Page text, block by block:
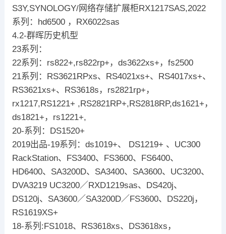
S3Y,SYNOLOGY/网络存储扩展柜RX1217SAS,2022
系列：hd6500 ，RX6022sas
4.2-群晖历史机型
23系列：
22系列：rs822+,rs822rp+，ds3622xs+，fs2500
21系列：RS3621RPxs、RS4021xs+、RS4017xs+、
RS3621xs+、RS3618s，rs2821rp+，
rx1217,RS1221+ ,RS2821RP+,RS2818RP,ds1621+，
ds1821+，rs1221+,
20-系列：DS1520+
2019出品-19系列：ds1019+、 DS1219+ 、UC300
RackStation、FS3400、FS3600、FS6400、
HD6400、SA3200D、SA3400、SA3600、UC3200、
DVA3219 UC3200／RXD1219sas、DS420j、
DS120j、SA3600／SA3200D／FS3600、DS220j，
RS1619XS+
18-系列:FS1018、RS3618xs、DS3618xs，